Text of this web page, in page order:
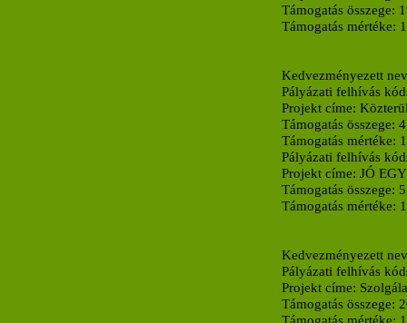
Támogatás összege:
Támogatás mértéke:
Kedvezményezett
Pályázati felhívás
Projekt címe:
Támogatás összege:
Támogatás mértéke:
Pályázati felhívás
Projekt címe: JÓ
Támogatás összege:
Támogatás mértéke:
Kedvezményezett
Pályázati felhívás
Projekt címe:
Támogatás összege: